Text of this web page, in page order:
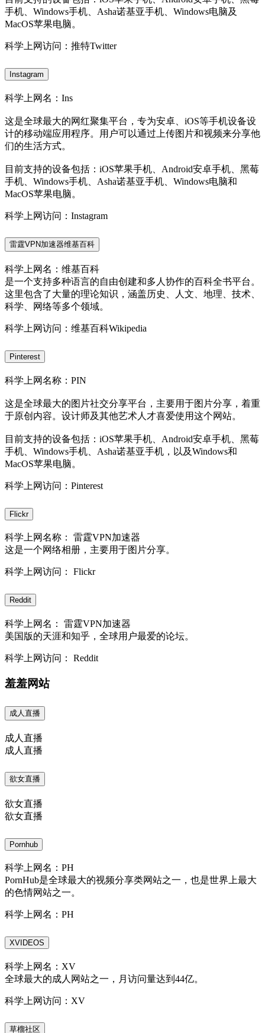
手机、Windows手机、Asha诺基亚手机、Windows电脑及
MacOS苹果电脑。
科学上网访问：推特Twitter
Instagram
科学上网名：Ins
这是全球最大的网红聚集平台，专为安卓、iOS等手机设备设
计的移动端应用程序。用户可以通过上传图片和视频来分享他
们的生活方式。
目前支持的设备包括：iOS苹果手机、Android安卓手机、黑莓
手机、Windows手机、Asha诺基亚手机、Windows电脑和
MacOS苹果电脑。
科学上网访问：Instagram
雷霆VPN加速器维基百科
科学上网名：维基百科
是一个支持多种语言的自由创建和多人协作的百科全书平台。
这里包含了大量的理论知识，涵盖历史、人文、地理、技术、
科学、网络等多个领域。
科学上网访问：维基百科Wikipedia
Pinterest
科学上网名称：PIN
这是全球最大的图片社交分享平台，主要用于图片分享，着重
于原创内容。设计师及其他艺术人才喜爱使用这个网站。
目前支持的设备包括：iOS苹果手机、Android安卓手机、黑莓
手机、Windows手机、Asha诺基亚手机，以及Windows和
MacOS苹果电脑。
科学上网访问：Pinterest
Flickr
科学上网名称： 雷霆VPN加速器
这是一个网络相册，主要用于图片分享。
科学上网访问： Flickr
Reddit
科学上网名： 雷霆VPN加速器
美国版的天涯和知乎，全球用户最爱的论坛。
科学上网访问： Reddit
羞羞网站
成人直播
成人直播
成人直播
欲女直播
欲女直播
欲女直播
Pornhub
科学上网名：PH
PornHub是全球最大的视频分享类网站之一，也是世界上最大
的色情网站之一。
科学上网名：PH
XVIDEOS
科学上网名：XV
全球最大的成人网站之一，月访问量达到44亿。
科学上网访问：XV
草榴社区